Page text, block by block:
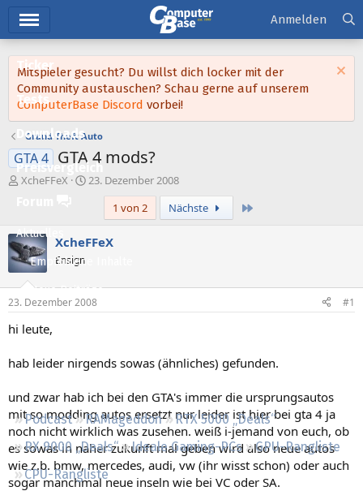
Ticker
Tests
Downloads
Preisvergleich
Aktuelles
Empfohlene Inhalte
Neue Beiträge
Podcast RAMageddon
RTX 5000 „Deals“
RX 9000 „Deals“
Ideale Gaming-PCs
GPU-Rangliste
CPU-Rangliste
Anmelden
Mitspieler gesucht? Du willst dich locker mit der
Community austauschen? Schau gerne auf unserem
ComputerBase Discord vorbei!
Grand Theft Auto
GTA 4 GTA 4 mods?
E
e
l
l
e
XcheFFeX
E
e
a
m
23. Dezember 2008
1 von 2
Nächste
XcheFFeX
Ensign
23. Dezember 2008 #1
hi leute,
hab leider nirgends sowas (ähnliches) gefunden.
und zwar hab ich bei den GTA's immer die ursprungsautos
mit so modding autos ersetzt nur leider ist hier bei gta 4 ja
noch nicht wirklich was zusehen. weiß i-jemand von euch, ob
es sowas in naher zukunft mal geben wird also neue autos
wie z.b. bmw, mercedes, audi, vw (ihr wisst schon) oder auch
sogar manchmal neue inseln wie bei VC oder SA.